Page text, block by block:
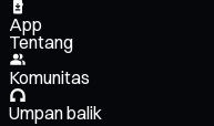
App
Tentang
Komunitas
Umpan balik